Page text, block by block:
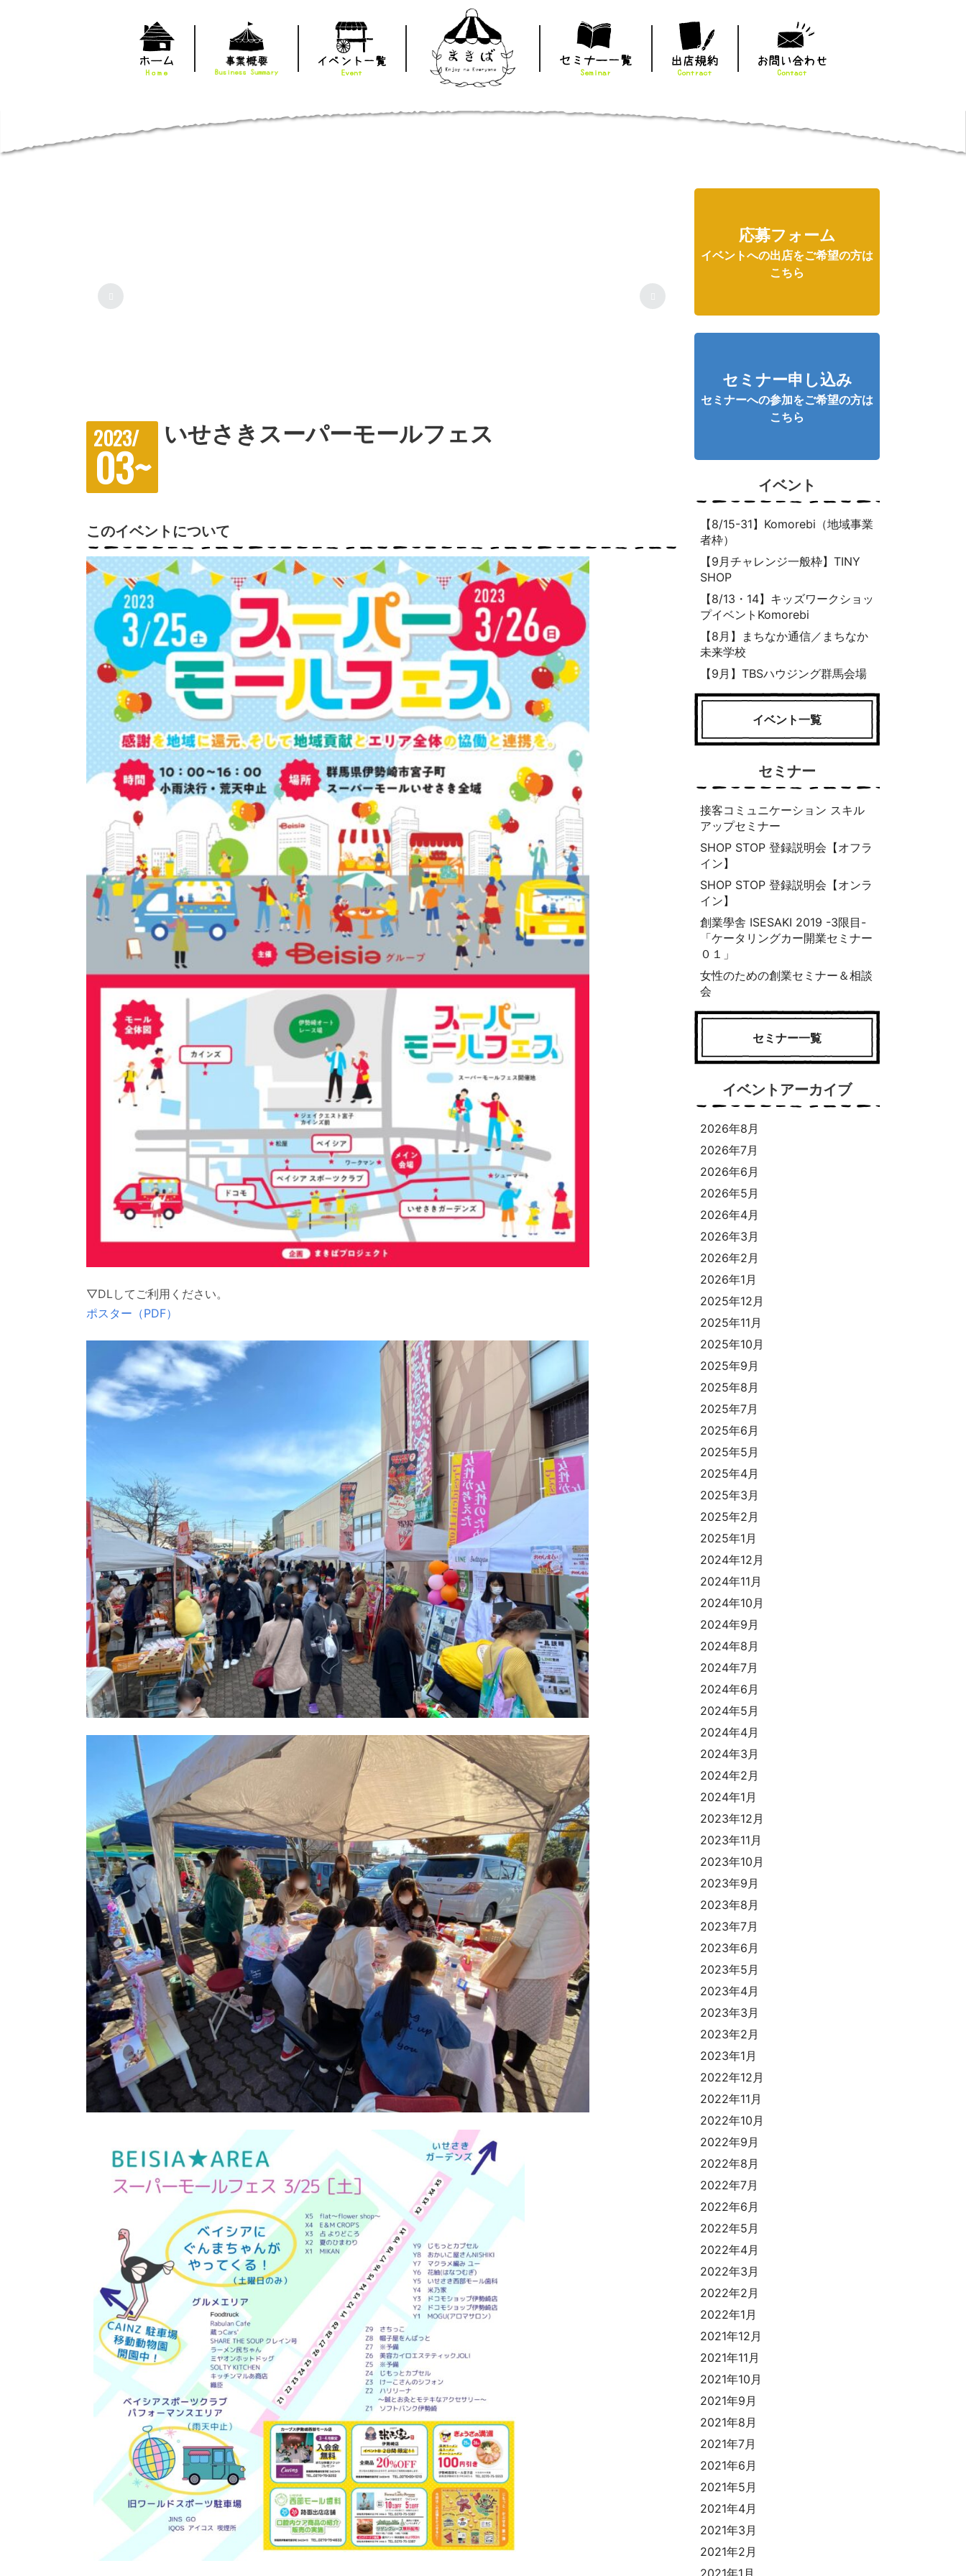
2023/
03~
いせさきスーパーモールフェス
このイベントについて
▽DLしてご利用ください。
ポスター（PDF）
応募フォーム
イベントへの出店をご希望の方は
こちら
セミナー申し込み
セミナーへの参加をご希望の方は
こちら
イベント
【8/15-31】Komorebi（地域事業
者枠）
【9月チャレンジ一般枠】TINY
SHOP
【8/13・14】キッズワークショッ
プイベントKomorebi
【8月】まちなか通信／まちなか
未来学校
【9月】TBSハウジング群馬会場
イベント一覧
セミナー
接客コミュニケーション スキル
アップセミナー
SHOP STOP 登録説明会【オフラ
イン】
SHOP STOP 登録説明会【オンラ
イン】
創業學舎 ISESAKI 2019 -3限目-
「ケータリングカー開業セミナー
０１」
女性のための創業セミナー＆相談
会
セミナー一覧
イベントアーカイブ
2026年8月
2026年7月
2026年6月
2026年5月
2026年4月
2026年3月
2026年2月
2026年1月
2025年12月
2025年11月
2025年10月
2025年9月
2025年8月
2025年7月
2025年6月
2025年5月
2025年4月
2025年3月
2025年2月
2025年1月
2024年12月
2024年11月
2024年10月
2024年9月
2024年8月
2024年7月
2024年6月
2024年5月
2024年4月
2024年3月
2024年2月
2024年1月
2023年12月
2023年11月
2023年10月
2023年9月
2023年8月
2023年7月
2023年6月
2023年5月
2023年4月
2023年3月
2023年2月
2023年1月
2022年12月
2022年11月
2022年10月
2022年9月
2022年8月
2022年7月
2022年6月
2022年5月
2022年4月
2022年3月
2022年2月
2022年1月
2021年12月
2021年11月
2021年10月
2021年9月
2021年8月
2021年7月
2021年6月
2021年5月
2021年4月
2021年3月
2021年2月
2021年1月